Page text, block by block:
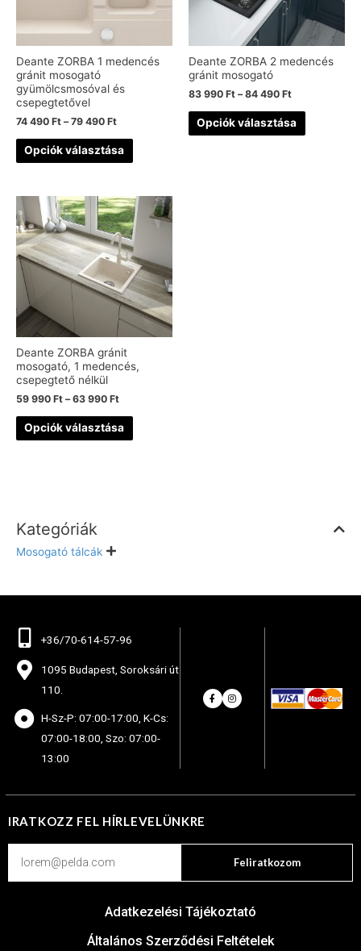
Kategóriák
Mosogató tálcák
Deante ZORBA 1 medencés
gránit mosogató
gyümölcsmosóval és
csepegtetővel
74 490 Ft –79 490 Ft
Opciók választása
Deante ZORBA 2 medencés
gránit mosogató
83 990 Ft –84 490 Ft
Opciók választása
Deante ZORBA gránit
mosogató, 1 medencés,
csepegtető nélkül
59 990 Ft –63 990 Ft
Opciók választása
+36/70-614-57-96
1095 Budapest, Soroksári út
110.
H-Sz-P: 07:00-17:00, K-Cs:
07:00-18:00, Szo: 07:00-
13:00
IRATKOZZ FEL HÍRLEVELÜNKRE
Feliratkozom
Adatkezelési Tájékoztató
Általános Szerződési Feltételek